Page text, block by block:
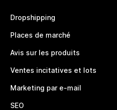
Dropshipping
Places de marché
Avis sur les produits
Ventes incitatives et lots
Marketing par e-mail
SEO